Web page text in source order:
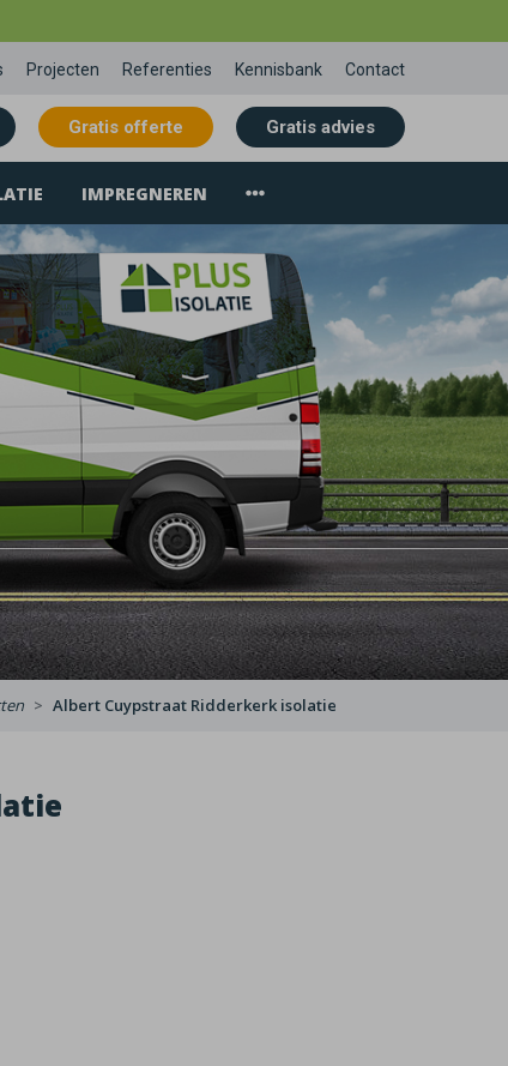
Projecten Referenties Kennisbank Contact
Gratis offerte Gratis advies
IMPREGNEREN
Albert Cuypstraat Ridderkerk isolatie